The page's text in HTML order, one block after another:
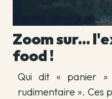
Zoom sur...
food !
Qui dit « panier
rudimentaire ». Ces